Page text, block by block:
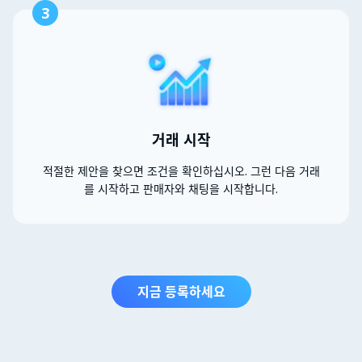
3
거래 시작
적절한 제안을 찾으면 조건을 확인하십시오. 그런 다음 거래
를 시작하고 판매자와 채팅을 시작합니다.
지금 등록하세요